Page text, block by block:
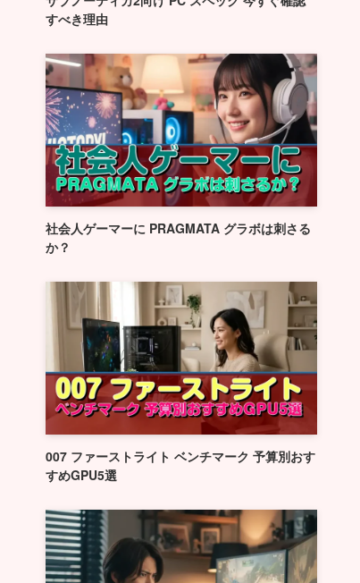
すべき理由
社会人ゲーマーに PRAGMATA グラボは刺さる
か？
007 ファーストライト ベンチマーク 予算別おす
すめGPU5選